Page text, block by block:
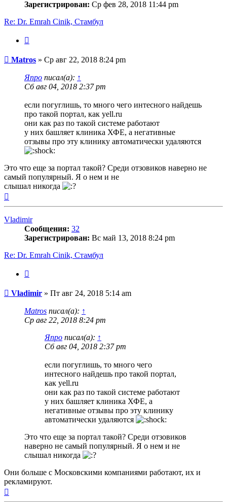
Зарегистрирован: Ср фев 28, 2018 11:44 pm
Re: Dr. Emrah Cinik, Стамбул
Сообщение
Matros » Ср авг 22, 2018 8:24 pm
Япро писал(а): ↑
Сб авг 04, 2018 2:37 pm
если погуглишь, то много чего интесного найдешь
про такой портал, как yell.ru
они как раз по такой системе работают
у них башляет клиника ХФЕ, а негативные
отзывы про эту клинику автоматически удаляются
Это что еще за портал такой? Среди отзовиков наверно не
самый популярный. Я о нем и не
слышал никогда
Vladimir
Сообщения: 32
Зарегистрирован: Вс май 13, 2018 8:24 pm
Re: Dr. Emrah Cinik, Стамбул
Сообщение
Vladimir » Пт авг 24, 2018 5:14 am
Matros писал(а): ↑
Ср авг 22, 2018 8:24 pm
Япро писал(а): ↑
Сб авг 04, 2018 2:37 pm
если погуглишь, то много чего
интесного найдешь про такой портал,
как yell.ru
они как раз по такой системе работают
у них башляет клиника ХФЕ, а
негативные отзывы про эту клинику
автоматически удаляются
Это что еще за портал такой? Среди отзовиков
наверно не самый популярный. Я о нем и не
слышал никогда
Они больше с Московскими компаниями работают, их и
рекламируют.